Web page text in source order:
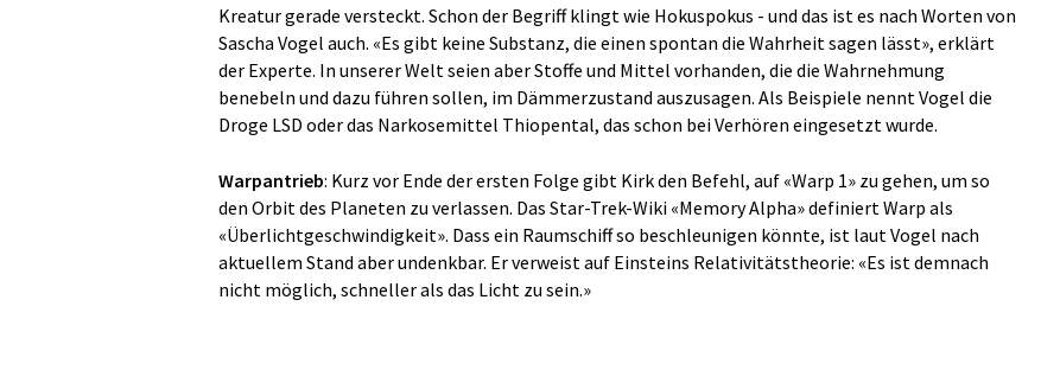
Kreatur gerade versteckt. Schon der Begriff klingt wie Hokuspokus - und das ist es nach Worten von
Sascha Vogel auch. «Es gibt keine Substanz, die einen spontan die Wahrheit sagen lässt», erklärt
der Experte. In unserer Welt seien aber Stoffe und Mittel vorhanden, die die Wahrnehmung
benebeln und dazu führen sollen, im Dämmerzustand auszusagen. Als Beispiele nennt Vogel die
Droge LSD oder das Narkosemittel Thiopental, das schon bei Verhören eingesetzt wurde.
Warpantrieb: Kurz vor Ende der ersten Folge gibt Kirk den Befehl, auf «Warp 1» zu gehen, um so
den Orbit des Planeten zu verlassen. Das Star-Trek-Wiki «Memory Alpha» definiert Warp als
«Überlichtgeschwindigkeit». Dass ein Raumschiff so beschleunigen könnte, ist laut Vogel nach
aktuellem Stand aber undenkbar. Er verweist auf Einsteins Relativitätstheorie: «Es ist demnach
nicht möglich, schneller als das Licht zu sein.»